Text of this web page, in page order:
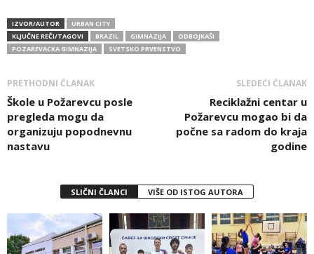
IZVOR/AUTOR
URBAN CITY
KLJUČNE REČI/TAGOVI
BRAZIL GIMNAZIJA
ODBOJKAŠI
POZAREVACKA GIMNAZIJA
SVETSKO PRVENSTVO
PRETHODNI ČLANAK
Škole u Požarevcu posle
pregleda mogu da
organizuju popodnevnu
nastavu
SLEDEĆI ČLANAK
Reciklažni centar u
Požarevcu mogao bi da
počne sa radom do kraja
godine
SLIČNI ČLANCI VIŠE OD ISTOG AUTORA